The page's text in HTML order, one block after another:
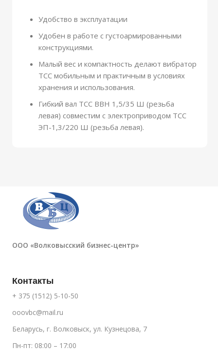
Удобство в эксплуатации
Удобен в работе с густоармированными
конструкциями.
Малый вес и компактность делают вибратор
ТСС мобильным и практичным в условиях
хранения и использования.
Гибкий вал ТСС ВВН 1,5/35 Ш (резьба
левая) совместим с электроприводом ТСС
ЭП-1,3/220 Ш (резьба левая).
ООО «Волковысский бизнес-центр»
Контакты
+ 375 (1512) 5-10-50
ooovbc@mail.ru
Беларусь, г. Волковыск, ул. Кузнецова, 7
Пн-пт: 08:00 – 17:00